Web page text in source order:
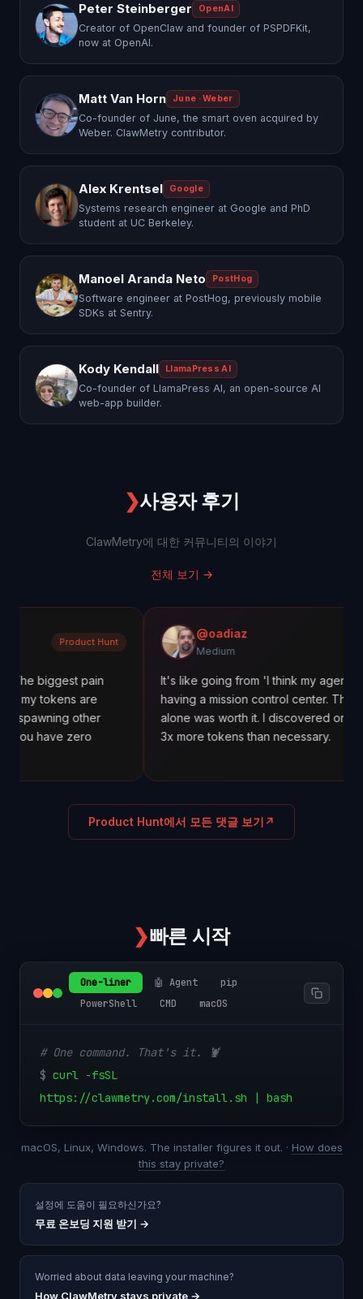
Peter Steinberger OpenAI
Creator of OpenClaw and founder of PSPDFKit,
now at OpenAI.
Matt Van Horn June · Weber
Co-founder of June, the smart oven acquired by
Weber. ClawMetry contributor.
Alex Krentsel Google
Systems research engineer at Google and PhD
student at UC Berkeley.
Manoel Aranda Neto PostHog
Software engineer at PostHog, previously mobile
SDKs at Sentry.
Kody Kendall LlamaPress AI
Co-founder of LlamaPress AI, an open-source AI
web-app builder.
❯사용자 후기
ClawMetry에 대한 커뮤니티의 이야기
전체 보기 →
pain
are
other
zero
@oadiaz
Medium
It's like going from 'I think my agents are
having a mission control center. The cost
alone was worth it. I discovered one agent was
3x more tokens than necessary.
Product Hunt에서 모든 댓글 보기 ↗
❯빠른 시작
One-liner 🤖 Agent
pip
PowerShell
CMD macOS
# One command. That's it. 🦞
$ curl -fsSL
https://clawmetry.com/install.sh | bash
macOS, Linux, Windows. The installer figures it out. · How does
this stay private?
설정에 도움이 필요하신가요?
무료 온보딩 지원 받기 →
Worried about data leaving your machine?
How ClawMetry stays private →